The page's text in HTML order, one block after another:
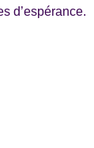
d’espérance.